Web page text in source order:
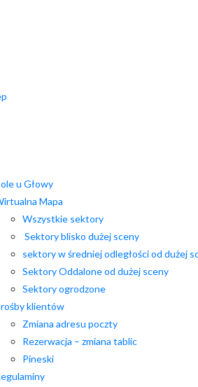
u Głowy
Mapa
Wszystkie sektory
Sektory blisko dużej sceny
sektory w średniej odległości od dużej
Sektory Oddalone od dużej sceny
Sektory ogrodzone
klientów
Zmiana adresu poczty
Rezerwacja – zmiana tablic
Pineski